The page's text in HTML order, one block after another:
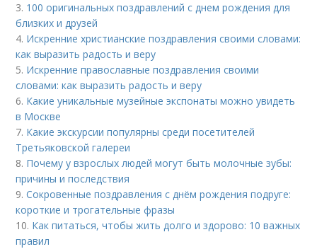
3. 100 оригинальных поздравлений с днем рождения для
близких и друзей
4. Искренние христианские поздравления своими словами:
как выразить радость и веру
5. Искренние православные поздравления своими
словами: как выразить радость и веру
6. Какие уникальные музейные экспонаты можно увидеть
в Москве
7. Какие экскурсии популярны среди посетителей
Третьяковской галереи
8. Почему у взрослых людей могут быть молочные зубы:
причины и последствия
9.Сокровенные поздравления с днём рождения подруге:
короткие и трогательные фразы
10. Как питаться, чтобы жить долго и здорово: 10 важных
правил